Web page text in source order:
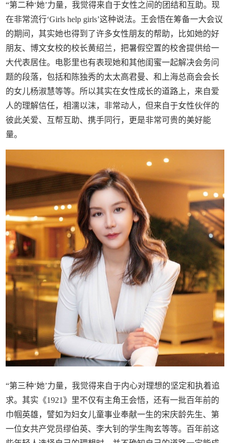
“第二种‘她’力量，我觉得来自于女性之间的团结和互助。现
在非常流行‘Girls help girls’这种说法。王会悟在筹备一大会议
的期间，其实她也得到了许多女性朋友的帮助，比如她的好
朋友、博文女校的校长黄绍兰，把暑假空置的校舍提供给一
大代表居住。电影里也有表现她和其他闺蜜一起解决会务问
题的段落，包括和陈独秀的太太高君曼、和上海总商会会长
的女儿杨淑慧等等。所以其实在女性成长的道路上，来自爱
人的理解信任，相濡以沫，非常动人，但来自于女性伙伴的
彼此关爱、互帮互助、携手同行，更是非常可贵的美好能
量。
“第三种‘她’力量，我觉得来自于内心对理想的坚定和执着追
求。其实《1921》里不仅有主角王会悟，还有一批百年前的
巾帼英雄，譬如为妇女儿童事业奉献一生的宋庆龄先生、第
一位女共产党员缪伯英、李大钊的学生陶玄等等。百年前这